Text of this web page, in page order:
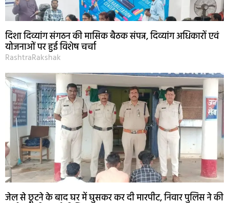
दिशा दिव्यांग संगठन की मासिक बैठक संपन्न, दिव्यांग अधिकारों एवं
योजनाओं पर हुई विशेष चर्चा
RashtraRakshak
जेल से छूटने के बाद घर में घुसकर कर दी मारपीट, निवार पुलिस ने की